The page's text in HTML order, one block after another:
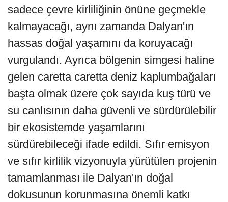
sadece çevre kirliliğinin önüne geçmekle
kalmayacağı, aynı zamanda Dalyan'ın
hassas doğal yaşamını da koruyacağı
vurgulandı. Ayrıca bölgenin simgesi haline
gelen caretta caretta deniz kaplumbağaları
başta olmak üzere çok sayıda kuş türü ve
su canlısının daha güvenli ve sürdürülebilir
bir ekosistemde yaşamlarını
sürdürebileceği ifade edildi. Sıfır emisyon
ve sıfır kirlilik vizyonuyla yürütülen projenin
tamamlanması ile Dalyan'ın doğal
dokusunun korunmasına önemli katkı